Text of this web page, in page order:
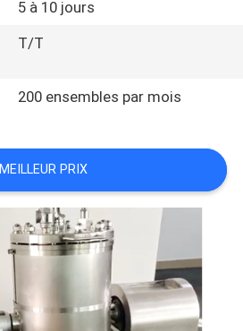
5 à 10 jours
T/T
200 ensembles par mois
MEILLEUR PRIX